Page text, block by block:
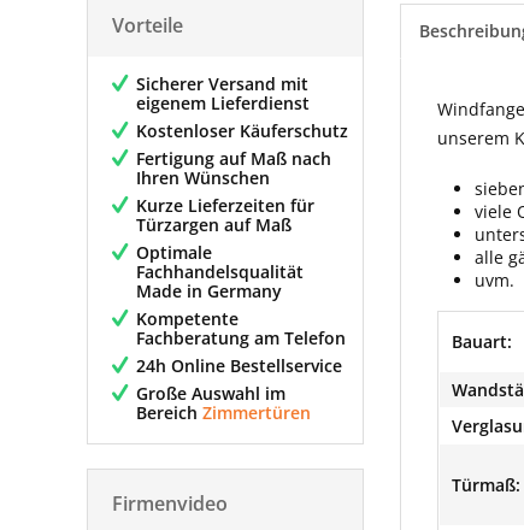
Vorteile
Sicherer Versand mit
eigenem Lieferdienst
Kostenloser Käuferschutz
Fertigung auf Maß nach
Ihren Wünschen
Kurze Lieferzeiten für
Türzargen auf Maß
Optimale
Fachhandelsqualität
Made in Germany
Kompetente
Fachberatung am Telefon
24h Online Bestellservice
Große Auswahl im
Bereich Zimmertüren
Firmenvideo
unserem
viele
alle
uvm.
Bauart:
Türmaß: